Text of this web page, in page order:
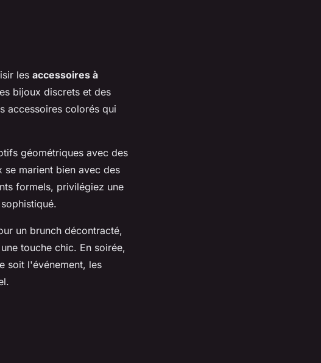
les accessoires à
bijoux discrets et des
accessoires colorés qui
géométriques avec des
se marient bien avec des
formels, privilégiez une
un brunch décontracté,
touche chic. En soirée,
soit l'événement, les